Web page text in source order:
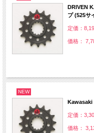
DRIVEN
プ (525サ
定価：
価格：
NEW
Kawasaki
定価：
価格：